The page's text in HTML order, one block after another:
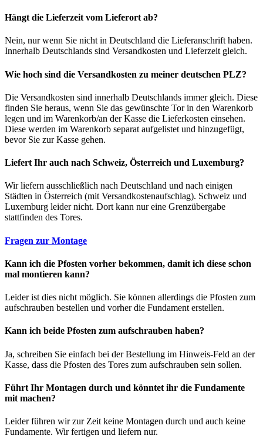
Hängt die Lieferzeit vom Lieferort ab?
Nein, nur wenn Sie nicht in Deutschland die Lieferanschrift haben.
Innerhalb Deutschlands sind Versandkosten und Lieferzeit gleich.
Wie hoch sind die Versandkosten zu meiner deutschen PLZ?
Die Versandkosten sind innerhalb Deutschlands immer gleich. Diese
finden Sie heraus, wenn Sie das gewünschte Tor in den Warenkorb
legen und im Warenkorb/an der Kasse die Lieferkosten einsehen.
Diese werden im Warenkorb separat aufgelistet und hinzugefügt,
bevor Sie zur Kasse gehen.
Liefert Ihr auch nach Schweiz, Österreich und Luxemburg?
Wir liefern ausschließlich nach Deutschland und nach einigen
Städten in Österreich (mit Versandkostenaufschlag). Schweiz und
Luxemburg leider nicht. Dort kann nur eine Grenzübergabe
stattfinden des Tores.
Fragen zur Montage
Kann ich die Pfosten vorher bekommen, damit ich diese schon
mal montieren kann?
Leider ist dies nicht möglich. Sie können allerdings die Pfosten zum
aufschrauben bestellen und vorher die Fundament erstellen.
Kann ich beide Pfosten zum aufschrauben haben?
Ja, schreiben Sie einfach bei der Bestellung im Hinweis-Feld an der
Kasse, dass die Pfosten des Tores zum aufschrauben sein sollen.
Führt Ihr Montagen durch und könntet ihr die Fundamente
mit machen?
Leider führen wir zur Zeit keine Montagen durch und auch keine
Fundamente. Wir fertigen und liefern nur.